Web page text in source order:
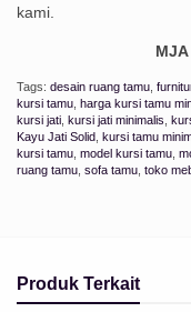
kami.
Tags: desain ruang tamu,
kursi tamu, harga kursi tamu
kursi jati, kursi jati minimalis,
Kayu Jati Solid, kursi tamu
kursi tamu, model kursi tamu,
ruang tamu, sofa tamu, toko
Produk Terkait